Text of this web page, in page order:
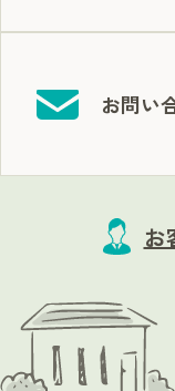
お問い
お